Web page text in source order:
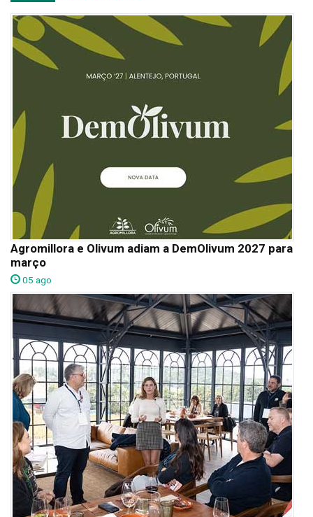
Agromillora e Olivum adiam a DemOlivum 2027 para
março
05 ago